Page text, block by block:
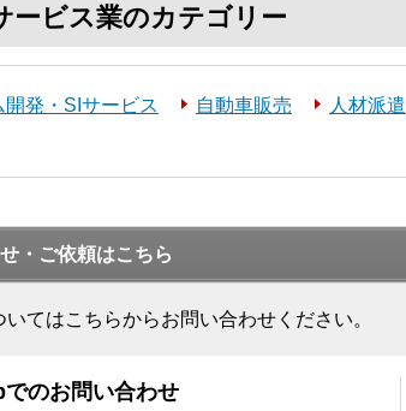
ービス業のカテゴリー
開発・SIサービス 自動車販売 人材派遣
・ご依頼はこちら
いてはこちらからお問い合わせください。
でのお問い合わせ